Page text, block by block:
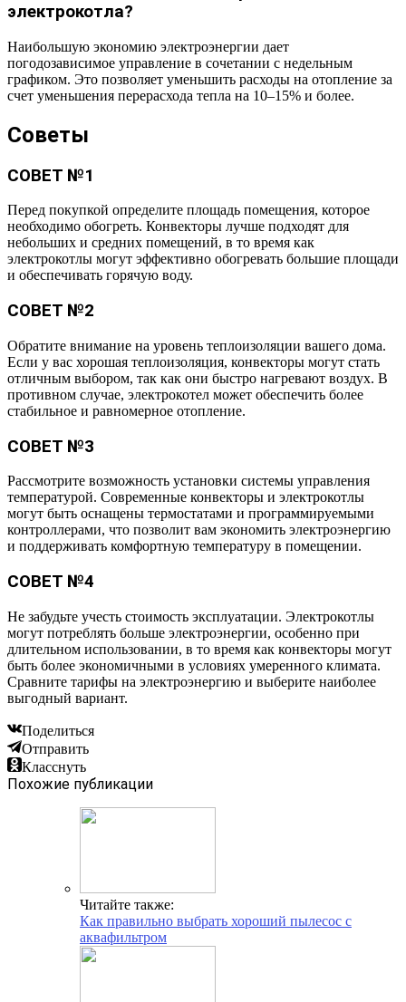
электрокотла?
Наибольшую экономию электроэнергии дает
погодозависимое управление в сочетании с недельным
графиком. Это позволяет уменьшить расходы на отопление за
счет уменьшения перерасхода тепла на 10–15% и более.
Советы
СОВЕТ №1
Перед покупкой определите площадь помещения, которое
необходимо обогреть. Конвекторы лучше подходят для
небольших и средних помещений, в то время как
электрокотлы могут эффективно обогревать большие площади
и обеспечивать горячую воду.
СОВЕТ №2
Обратите внимание на уровень теплоизоляции вашего дома.
Если у вас хорошая теплоизоляция, конвекторы могут стать
отличным выбором, так как они быстро нагревают воздух. В
противном случае, электрокотел может обеспечить более
стабильное и равномерное отопление.
СОВЕТ №3
Рассмотрите возможность установки системы управления
температурой. Современные конвекторы и электрокотлы
могут быть оснащены термостатами и программируемыми
контроллерами, что позволит вам экономить электроэнергию
и поддерживать комфортную температуру в помещении.
СОВЕТ №4
Не забудьте учесть стоимость эксплуатации. Электрокотлы
могут потреблять больше электроэнергии, особенно при
длительном использовании, в то время как конвекторы могут
быть более экономичными в условиях умеренного климата.
Сравните тарифы на электроэнергию и выберите наиболее
выгодный вариант.
Поделиться
Отправить
Класснуть
Похожие публикации
Читайте также:
Как правильно выбрать хороший пылесос с
аквафильтром